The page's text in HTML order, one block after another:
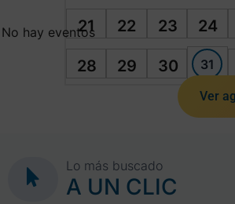
21 22 23 24
28 29 30 31
No hay eventos
Ver
Lo más buscado
A UN CLIC